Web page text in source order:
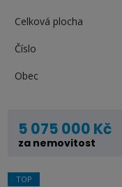
Celková plocha
Číslo
Obec
5 075 000 Kč
za nemovitost
TOP